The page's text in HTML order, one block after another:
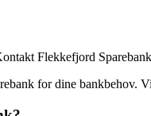
Flekkefjord
for dine bankbehov.